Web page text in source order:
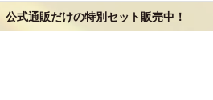
公式通販だけの特別セット販売中！